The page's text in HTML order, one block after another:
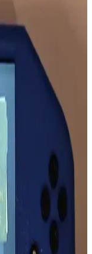
benzeyen ancak
harmonik
Nedenleri
inverter
Ancak sürekli ve
Uzman kontrolü
ve
garip sesler,
kaynaklanır. Bu
Ses Özellikleri